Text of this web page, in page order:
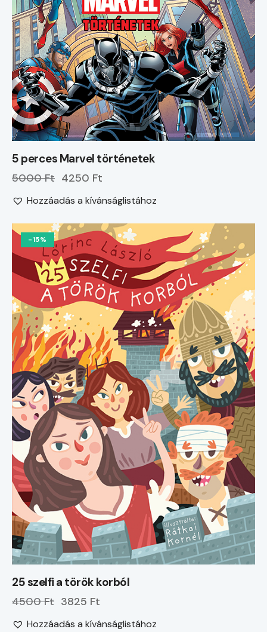
5 perces Marvel történetek
5000 Ft 4250 Ft
Hozzáadás a kívánságlistához
-15%
25 szelfi a török korból
4500 Ft 3825 Ft
Hozzáadás a kívánságlistához